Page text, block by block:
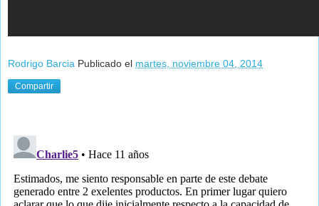
Rodrigo Barcia Publicado el martes, noviembre 04, 2014
Compartir